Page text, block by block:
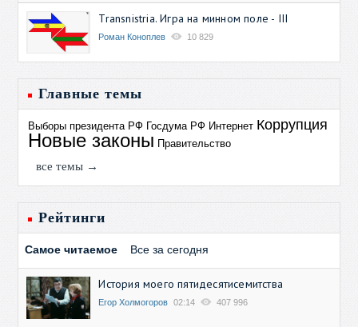
Transnistria. Игра на минном поле - III
Роман Коноплев 10 829
Главные темы
Выборы президента РФ Госдума РФ Интернет Коррупция
Новые законы Правительство
все темы →
Рейтинги
Самое читаемое Все за сегодня
История моего пятидесятисемитства
Егор Холмогоров 02:14 407 996